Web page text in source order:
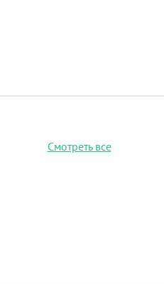
Смотреть все